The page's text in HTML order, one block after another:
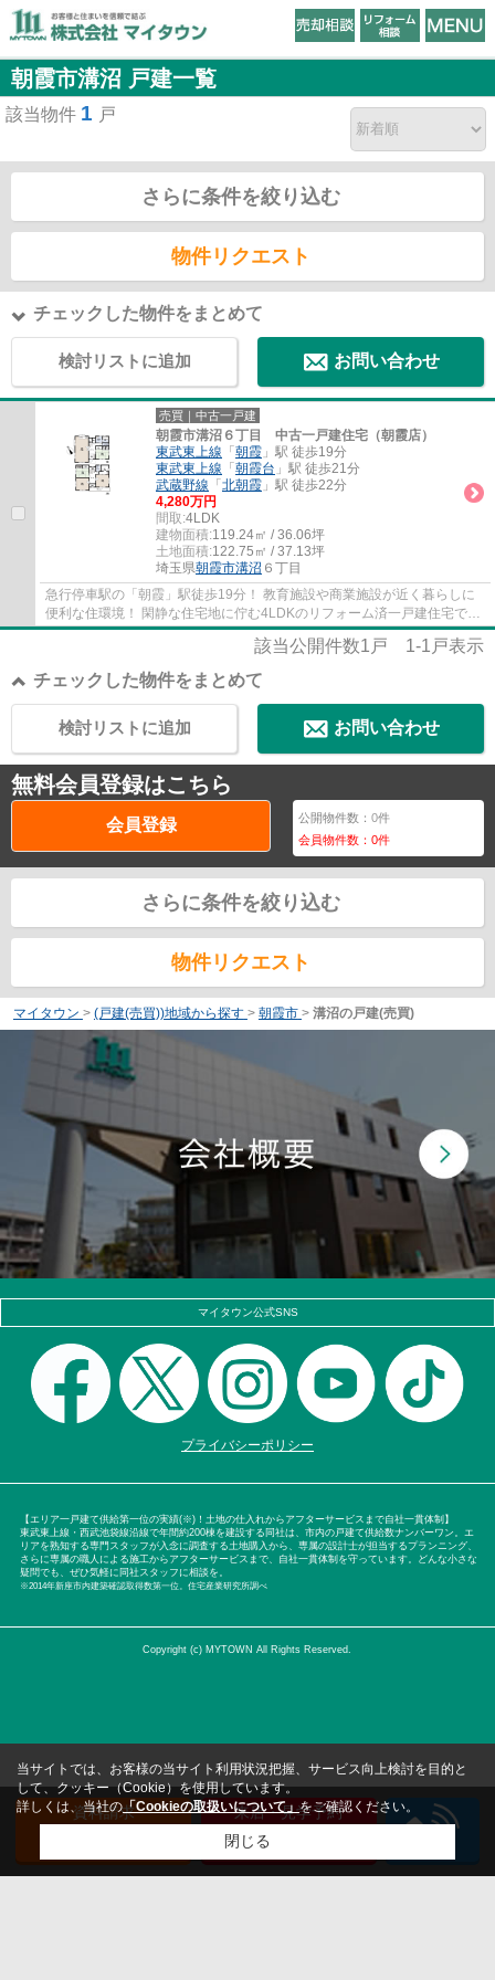
朝霞市溝沼 戸建一覧
該当物件 1 戸
さらに条件を絞り込む
物件リクエスト
チェックした物件をまとめて
検討リストに追加 お問い合わせ
売買｜中古一戸建
朝霞市溝沼６丁目 中古一戸建住宅（朝霞店）
東武東上線 「 朝霞 」駅 徒歩19分
東武東上線 「 朝霞台 」駅 徒歩21分
武蔵野線 「 北朝霞 」駅 徒歩22分
4,280万円
間取:4LDK
建物面積:119.24㎡ / 36.06坪
土地面積:122.75㎡ / 37.13坪
埼玉県朝霞市溝沼 ６丁目
急行停車駅の「朝霞」駅徒歩19分！ 教育施設や商業施設が近く暮らしに
便利な住環境！ 閑静な住宅地に佇む4LDKのリフォーム済一戸建住宅で
す。 ■2026年4月リフォーム済み ■南西向き4LD...
該当公開件数1 戸 1-1 戸表示
チェックした物件をまとめて
お問い合わせ
検討リストに追加
無料会員登録はこちら
会員登録 公開物件数：0件
会員物件数：0件
さらに条件を絞り込む
物件リクエスト
マイタウン > (戸建(売買))地域から探す > 朝霞市 > 溝沼の戸建(売買)
マイタウン公式SNS
プライバシーポリシー
【エリア一戸建て供給第一位の実績(※)！土地の仕入れからアフターサービスまで自社一貫体制】
東武東上線・西武池袋線沿線で年間約200棟を建設する同社は、市内の戸建て供給数ナンバーワン。エ
リアを熟知する専門スタッフが入念に調査する土地購入から、専属の設計士が担当するプランニング、
さらに専属の職人による施工からアフターサービスまで、自社一貫体制を守っています。どんな小さな
疑問でも、ぜひ気軽に同社スタッフに相談を。
※2014年新座市内建築確認取得数第一位。住宅産業研究所調べ
Copyright (c) MYTOWN All Rights Reserved.
資料請求
来店・見学予約
（無料）
当サイトでは、お客様の当サイト利用状況把握、サービス向上検討を目的と
して、クッキー（Cookie）を使用しています。
詳しくは、当社の「Cookieの取扱いについて」をご確認ください。
閉じる